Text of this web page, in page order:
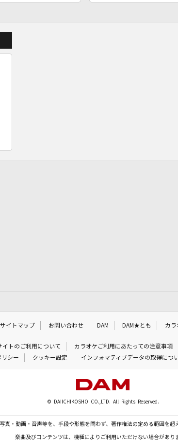
サイトマップ お問い合わせ DAM DAM★とも カラ
イトのご利用について カラオケご利用にあたっての注意事項
リシー クッキー設定 インフォマティブデータの取得につ
© DAIICHIKOSHO CO.,LTD. All Rights Reserved.
真・動画・音声等を、手段や形態を問わず、著作権法の定める範囲を
楽曲及びコンテンツは、機種によりご利用いただけない場合があり